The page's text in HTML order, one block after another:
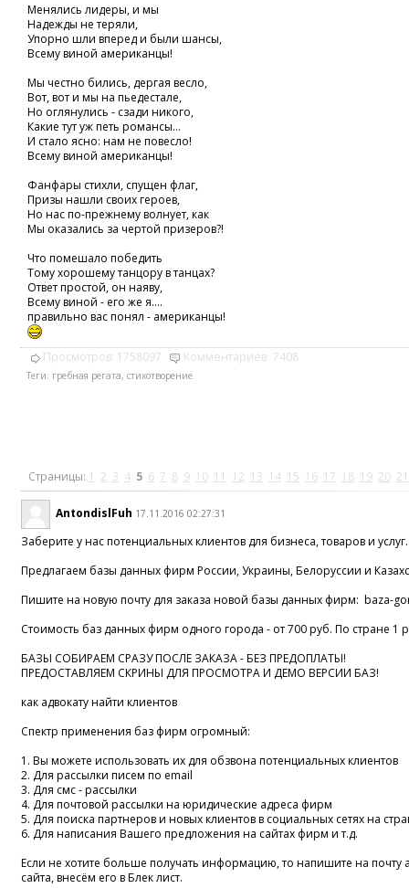
Менялись лидеры, и мы
Надежды не теряли,
Упорно шли вперед и были шансы,
Всему виной американцы!
Мы честно бились, дергая весло,
Вот, вот и мы на пьедестале,
Но оглянулись - сзади никого,
Какие тут уж петь романсы...
И стало ясно: нам не повесло!
Всему виной американцы!
Фанфары стихли, спущен флаг,
Призы нашли своих героев,
Но нас по-прежнему волнует, как
Мы оказались за чертой призеров?!
Что помешало победить
Тому хорошему танцору в танцах?
Ответ простой, он наяву,
Всему виной - его же я....
правильно вас понял - американцы!
Просмотров: 1758097 Комментариев: 7408
Теги: гребная регата, стихотворение
Страницы: 1 2 3 4 5 6 7 8 9 10 11 12 13 14 15 16 17 18 19 20 21
AntondislFuh 17.11.2016 02:27:31
Заберите у нас потенциальных клиентов для бизнеса, товаров и услуг.
Предлагаем базы данных фирм России, Украины, Белоруссии и
Пишите на новую почту для заказа новой базы данных фирм: baza-
Стоимость баз данных фирм одного города - от 700 руб. По стране 1
БАЗЫ СОБИРАЕМ СРАЗУ ПОСЛЕ ЗАКАЗА - БЕЗ ПРЕДОПЛАТЫ!
ПРЕДОСТАВЛЯЕМ СКРИНЫ ДЛЯ ПРОСМОТРА И ДЕМО ВЕРСИИ БАЗ!
как адвокату найти клиентов
Спектр применения баз фирм огромный:
1. Вы можете использовать их для обзвона потенциальных клиентов
2. Для рассылки писем по email
3. Для смс - рассылки
4. Для почтовой рассылки на юридические адреса фирм
5. Для поиска партнеров и новых клиентов в социальных сетях на
6. Для написания Вашего предложения на сайтах фирм и т.д.
Если не хотите больше получать информацию, то напишите на почту
сайта, внесём его в Блек лист.